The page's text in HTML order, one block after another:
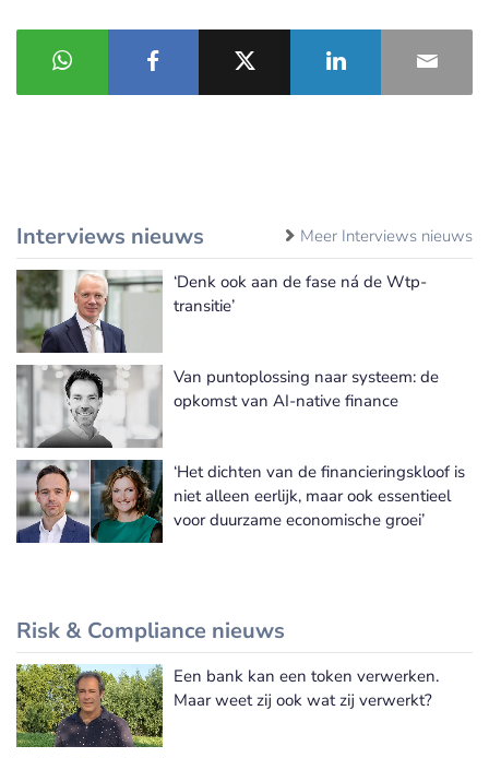
Interviews nieuws Meer Interviews nieuws
‘Denk ook aan de fase ná de Wtp-
transitie’
Van puntoplossing naar systeem: de
opkomst van AI-native finance
‘Het dichten van de financieringskloof is
niet alleen eerlijk, maar ook essentieel
voor duurzame economische groei’
Risk & Compliance nieuws
Meer Risk & Compliance nieuws
Een bank kan een token verwerken.
Maar weet zij ook wat zij verwerkt?